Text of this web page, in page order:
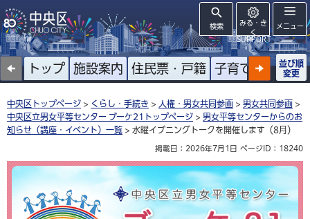
検索
みる・き
く
SUPPORT
メニュー
トップ 施設案内 住民票・戸籍 子育て 高齢者
並び順
変更
中央区トップページ > くらし・手続き > 人権・男女共同参画 > 男女共同参画 >
中央区立男女平等センター ブーケ21トップページ > 男女平等センターからのお
知らせ（講座・イベント）一覧 > 水曜イブニングトークを開催します（8月）
掲載日：2026年7月1日 ページID：18240